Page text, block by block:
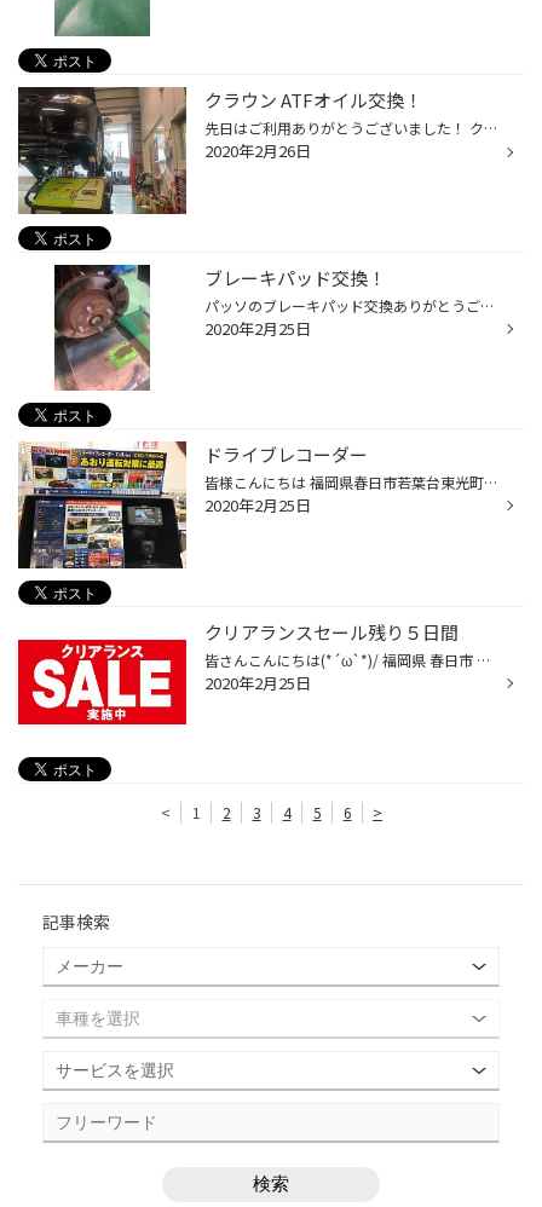
クラウン ATFオイル交換！
先日はご利用ありがとうございました！ クラウンのオートマのオイルを交換致しました！ 変速の際のショックを軽減したり、燃費維持の為にオススメさせて頂いています！ 点検も無料なので、是非ご相談下さい！ タイヤ館春日 光町交差点すぐそばです！ ＃福岡県 福岡市 ＃福岡県 春日市 ＃福岡県 大野...
2020年2月26日
ブレーキパッド交換！
パッソのブレーキパッド交換ありがとうございました！ 普段見えない事が多いので、なかなか交換のタイミングが分かりずらいですよね！ ブレーキパッドの残りが4ミリを切ると交換目安になります！ タイヤ交換やローテーションのタイミングにご一緒にいかがでしょうか？？ タイヤ館 春日 光町交差点す...
2020年2月25日
ドライブレコーダー
皆様こんにちは 福岡県春日市若葉台東光町交差点近くのタイヤ館春日です。 いつもタイヤ館春日のウェブサイトをご覧頂き誠に有難う御座います。 今回はコレ！もう皆さんご存知ですよね！ そうドライブレコーダーです。 もう皆様はドライブレコーダーは取り付けられていますか？ やっぱりドライブレ...
2020年2月25日
クリアランスセール残り５日間
皆さんこんにちは(*´ω`*)/ 福岡県 春日市 若葉台東 にあるタイヤ館春日の谷口です。 いつもタイヤ館春日のHPをご覧いただき 誠にありがとうございます(●´ω｀●) 只今当店では、「クリアランスセール」を開催中です！ スタッドレスをはじめ、バッテリーやオイルなどのメンテナンス商品はもちろん タイ...
2020年2月25日
< 1 2 3 4 5 6 >
記事検索